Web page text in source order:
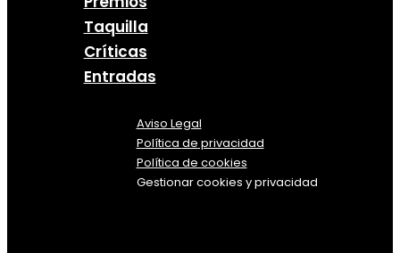
Taquilla
Críticas
Entradas
Aviso Legal
Política de privacidad
Política de cookies
Gestionar cookies y privacidad